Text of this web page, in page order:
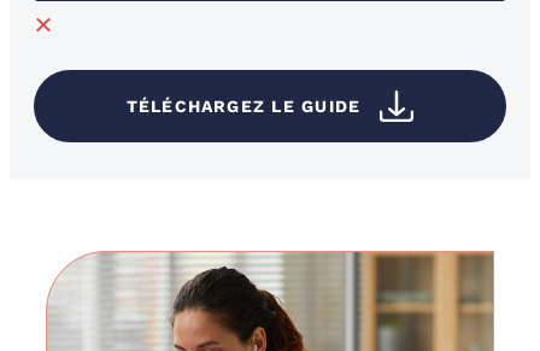
TÉLÉCHARGEZ LE GUIDE